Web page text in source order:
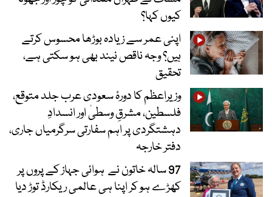
کیوں کہا؟
اپنی عمر سے زیادہ بوڑھا محسوس کرتے
ہیں؟ وجہ ناقص نیند بھی ہو سکتی ہے،
تحقیق
وزیراعظم کا دورۂ سعودی عرب جلد متوقع،
فلسطین، مشرقِ وسطیٰ اور انسدادِ
دہشتگردی پر اہم سفارتی سرگرمیاں جاری،
دفتر خارجہ
97 سالہ خاتون نے ہوائی جہاز کے پروں پر
کھڑے ہو کر اپنا ہی عالمی ریکارڈ توڑ دیا